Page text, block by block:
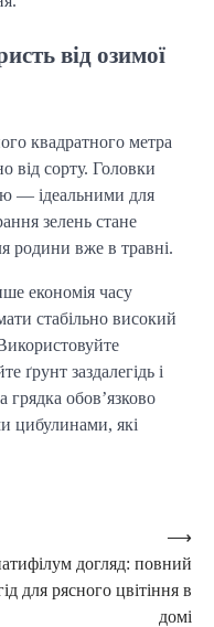
від озимої
квадратного метра
від сорту. Головки
— ідеальними для
зелень стане
родини вже в травні.
економія часу
стабільно високий
ґрунт заздалегідь і
обов’язково
цибулинами, які
догляд: повний
для рясного цвітіння в
домі
⟶